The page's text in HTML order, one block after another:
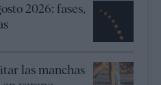
2026: fases,
las manchas